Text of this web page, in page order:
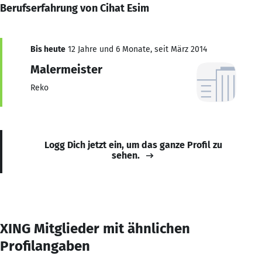
Berufserfahrung von Cihat Esim
Bis heute 12 Jahre und 6 Monate, seit März 2014
Malermeister
Reko
Logg Dich jetzt ein, um das ganze Profil zu
sehen.
XING Mitglieder mit ähnlichen
Profilangaben